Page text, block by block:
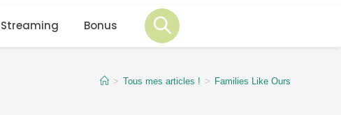
Streaming Bonus
> Tous mes articles ! > Families Like Ours